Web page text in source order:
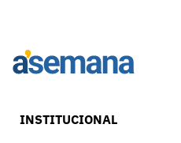
INSTITUCIONAL